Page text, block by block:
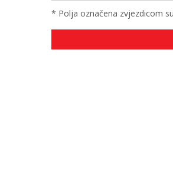
* Polja označena zvjezdicom